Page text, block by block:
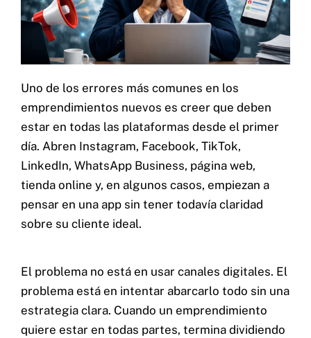
Uno de los errores más comunes en los
emprendimientos nuevos es creer que deben
estar en todas las plataformas desde el primer
día. Abren Instagram, Facebook, TikTok,
LinkedIn, WhatsApp Business, página web,
tienda online y, en algunos casos, empiezan a
pensar en una app sin tener todavía claridad
sobre su cliente ideal.
El problema no está en usar canales digitales. El
problema está en intentar abarcarlo todo sin una
estrategia clara. Cuando un emprendimiento
quiere estar en todas partes, termina dividiendo